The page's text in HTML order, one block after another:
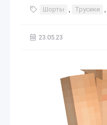
Шорты , Трусики ,
23.05.23